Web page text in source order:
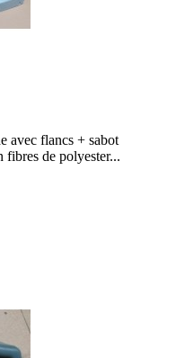
avec flancs + sabot
fibres de polyester...